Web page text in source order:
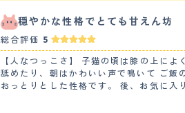
たりした時は危ないので「危ないよ?」
す。 【お手入れ】 毛の長さは短毛です。質感はふわふわしている方だと思います。 猫なので、シャンプーは１年に２、３回程度、ブラッシングは１週間に一回ほ
どでもからまることはありません。 猫なのでカットはしてません。 今のところ健康に問題はなさそうです。たまに便に血が混じることがあり動物病院に行きます
が、いつも特に心配ないとのことで、数
ん。 【鳴き声】 ほとんど鳴くことはありませんが、ご飯の時間になったら夕方５時頃には、はっきり「ごはん」「ごはーん」と言って甘噛みしてきます。最初きい
た時はうそ？本当に言ってる？と思いますが、にゃ。と鳴くことは
です、 茶色の男の子はとくに優しいとよく言われているように、そのまま優しい子です。 お迎えの時はまだまだ小さかったので、寝ている時に「息しているの
穏やかな性格でとても甘えん坊
総合評価 5
【人なつっこさ】 子猫の頃は膝の上によく乗って甘えに来てくれました 今は大分落ち着い
舐めたり、朝はかわいい声で鳴いて ご飯の催促をしたりととてもかわいいです 下の子2匹の男の子とも 仲が良く 女の子なので自分からは食ってかかることもなく
おっとりとした性格です。 後、お気に入りの毛布があるのですが それによくふみふみしていてそれもとてもかわいいです。 最近よく喋るようになりました 【落ち